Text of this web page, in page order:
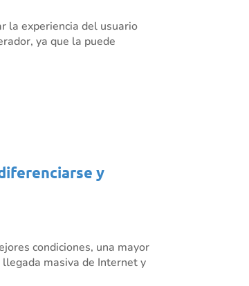
la experiencia del usuario
ya que la puede
y
condiciones, una mayor
masiva de Internet y